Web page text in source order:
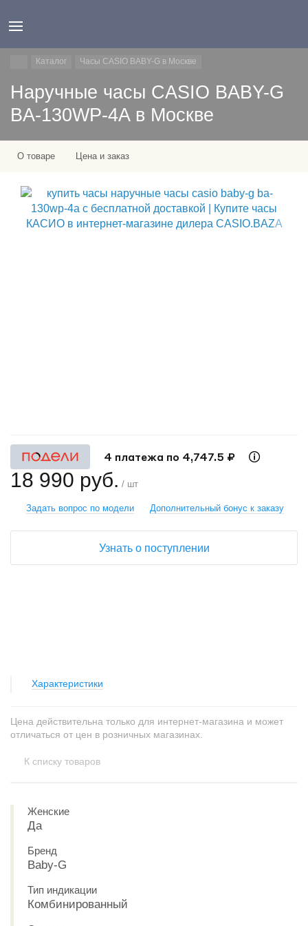
Каталог Часы CASIO BABY-G в Москве
Наручные часы CASIO BABY-G
BA-130WP-4A в Москве
О товаре Цена и заказ
Характеристики
4 платежа по 4,747.5 ₽
18 990 руб. / шт
Задать вопрос по модели Дополнительный бонус к заказу
Узнать о поступлении
Цена действительна только для интернет-магазина и может
отличаться от цен в розничных магазинах.
К списку товаров
Женские
Да
Бренд
Baby-G
Тип индикации
Комбинированный